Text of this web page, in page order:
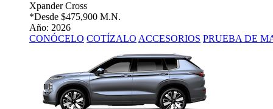
Xpander Cross
*Desde $475,900 M.N.
Año: 2026
CONÓCELO COTÍZALO ACCESORIOS PRUEBA DE